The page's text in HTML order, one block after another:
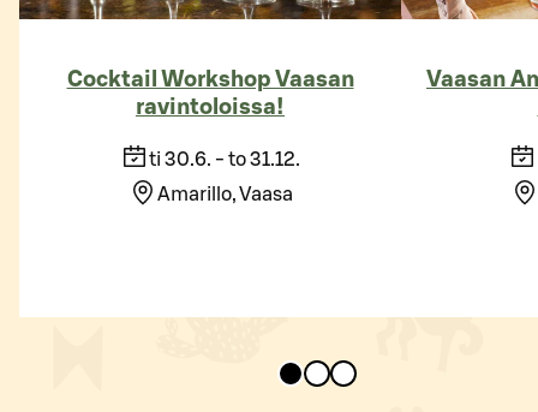
Cocktail Workshop Vaasan
ravintoloissa!
ti 30.6. - to 31.12.
Amarillo, Vaasa
Vaasan